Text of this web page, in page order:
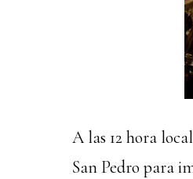
A las 12 hora
San Pedro para